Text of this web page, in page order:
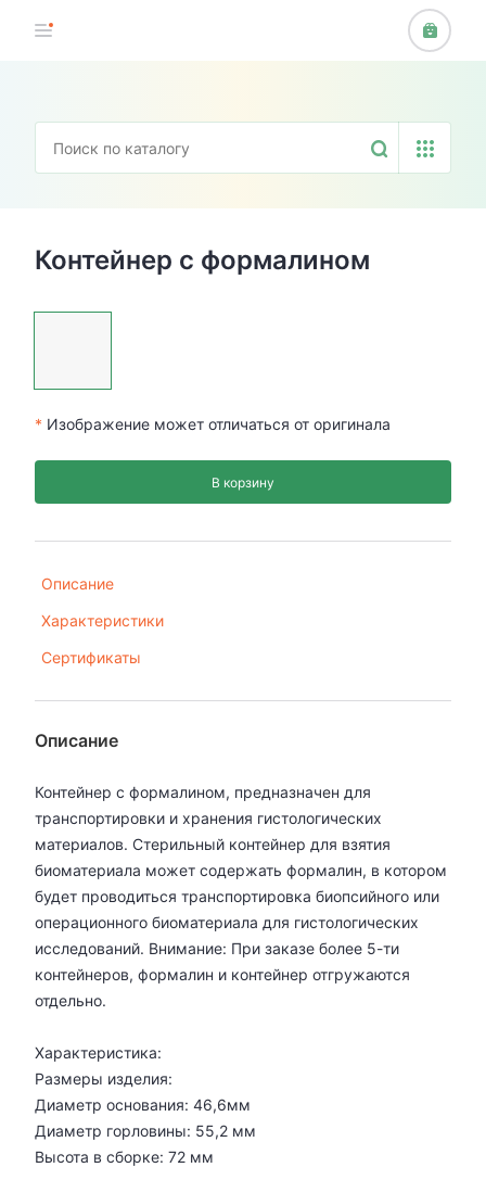
Контейнер с формалином
* Изображение может отличаться от оригинала
В корзину
Описание
Характеристики
Сертификаты
Описание
Контейнер с формалином, предназначен для
транспортировки и хранения гистологических
материалов. Стерильный контейнер для взятия
биоматериала может содержать формалин, в котором
будет проводиться транспортировка биопсийного или
операционного биоматериала для гистологических
исследований. Внимание: При заказе более 5-ти
контейнеров, формалин и контейнер отгружаются
отдельно.
Характеристика:
Размеры изделия:
Диаметр основания: 46,6мм
Диаметр горловины: 55,2 мм
Высота в сборке: 72 мм